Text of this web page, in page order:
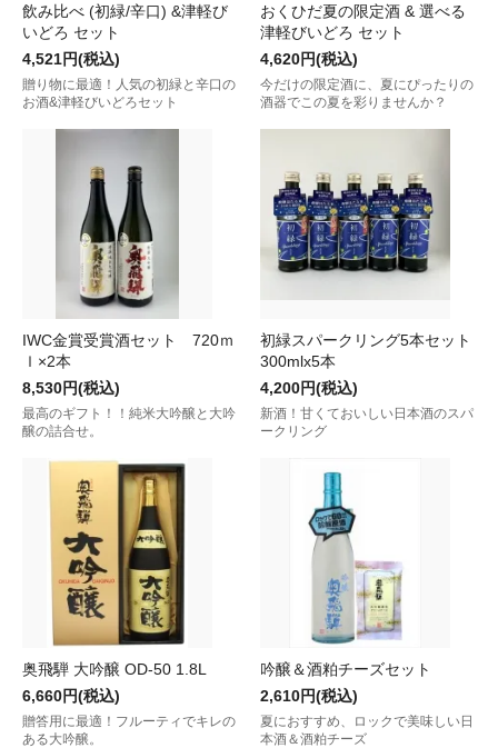
飲み比べ (初緑/辛口) &津軽び
いどろ セット
4,521円(税込)
贈り物に最適！人気の初緑と辛口の
お酒&津軽びいどろセット
おくひだ夏の限定酒 & 選べる
津軽びいどろ セット
4,620円(税込)
今だけの限定酒に、夏にぴったりの
酒器でこの夏を彩りませんか？
IWC金賞受賞酒セット 720ｍ
ｌ×2本
8,530円(税込)
最高のギフト！！純米大吟醸と大吟
醸の詰合せ。
初緑スパークリング5本セット
300mlx5本
4,200円(税込)
新酒！甘くておいしい日本酒のスパ
ークリング
奥飛騨 大吟醸 OD-50 1.8L
6,660円(税込)
贈答用に最適！フルーティでキレの
ある大吟醸。
吟醸＆酒粕チーズセット
2,610円(税込)
夏におすすめ、ロックで美味しい日
本酒＆酒粕チーズ